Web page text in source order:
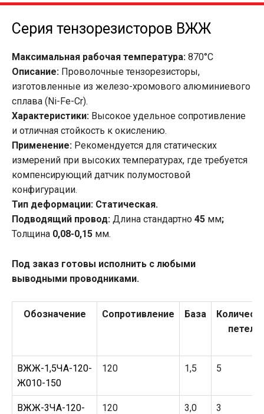
Серия тензорезисторов ВЖЖ
Максимальная рабочая температура: 870°C
Описание: Проволочные тензорезисторы,
изготовленные из железо-хромового алюминиевого
сплава (Ni-Fe-Cr).
Характеристики: Высокое удельное сопротивление
и отличная стойкость к окислению.
Применение: Рекомендуется для статических
измерений при высоких температурах, где требуется
компенсирующий датчик полумостовой
конфигурации.
Тип деформации: Статическая.
Подводящий провод: Длина стандартно 45 мм;
Толщина 0,08-0,15 мм.
Под заказ готовы исполнить с любыми
выводными проводниками.
Обозначение Сопротивление База
петель
ВЖЖ-1,5ЧА-120-
Ж010-150
120 1,5 5
ВЖЖ-3ЧА-120-
120 3,0 3